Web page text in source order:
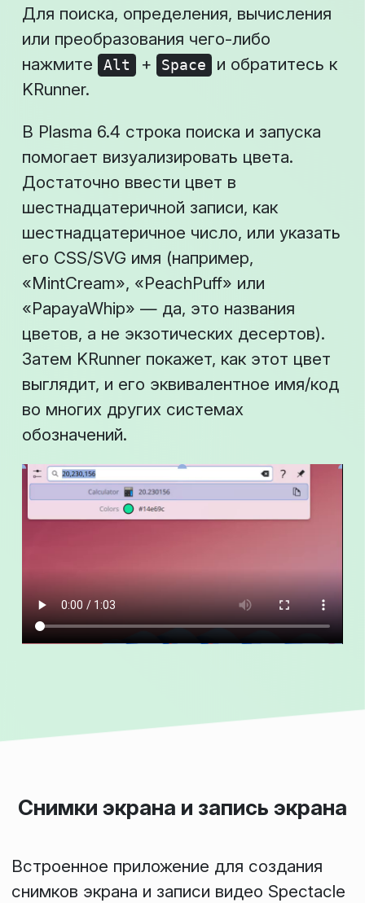
Для поиска, определения, вычисления
или преобразования чего-либо
нажмите
Alt + Space
и обратитесь к
KRunner.
В Plasma 6.4 строка поиска и запуска
помогает визуализировать цвета.
Достаточно ввести цвет в
шестнадцатеричной записи, как
шестнадцатеричное число, или указать
его CSS/SVG имя (например,
«MintCream», «PeachPuff» или
«PapayaWhip» — да, это названия
цветов, а не экзотических десертов).
Затем KRunner покажет, как этот цвет
выглядит, и его эквивалентное имя/код
во многих других системах
обозначений.
Снимки экрана и запись экрана
Встроенное приложение для создания
снимков экрана и записи видео Spectacle